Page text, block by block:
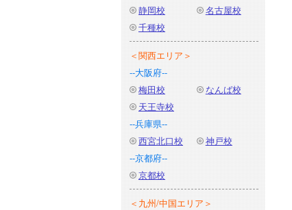
静岡校
名古屋校
千種校
＜関西エリア＞
--大阪府--
梅田校
なんば校
天王寺校
--兵庫県--
西宮北口校
神戸校
--京都府--
京都校
＜九州/中国エリア＞